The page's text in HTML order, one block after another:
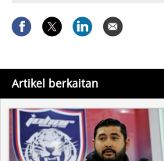
Artikel berkaitan